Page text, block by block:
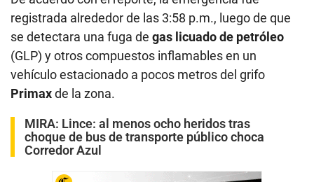
registrada alrededor de las 3:58 p.m., luego de que
se detectara una fuga de gas licuado de petróleo
(GLP) y otros compuestos inflamables en un
vehículo estacionado a pocos metros del grifo
Primaxde la zona.
MIRA: Lince: al menos ocho heridos tras
choque de bus de transporte público choca
Corredor Azul